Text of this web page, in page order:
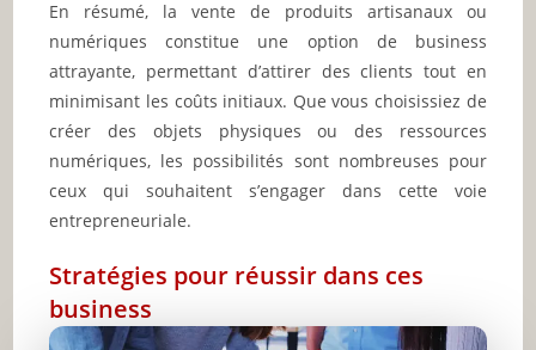
En résumé, la vente de produits artisanaux ou
numériques constitue une option de business
attrayante, permettant d’attirer des clients tout en
minimisant les coûts initiaux. Que vous choisissiez de
créer des objets physiques ou des ressources
numériques, les possibilités sont nombreuses pour
ceux qui souhaitent s’engager dans cette voie
entrepreneuriale.
Stratégies pour réussir dans ces
business